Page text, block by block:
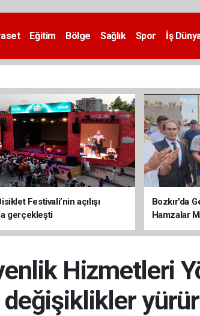
Eğitim Bölge Sağlık Spor İş
Festivali’nin açılışı
gerçekleşti
Bozkır’da
Hamzalar
Kursu
Hizmetleri
değişiklikler